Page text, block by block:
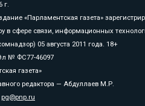
г.
«Парламентская газета»
в сфере связи, информационных
05 августа 2011 года. 18+
№ ФС77-46097
газета»
редактора — Абдуллаев М.Р.
pg@pnp.ru